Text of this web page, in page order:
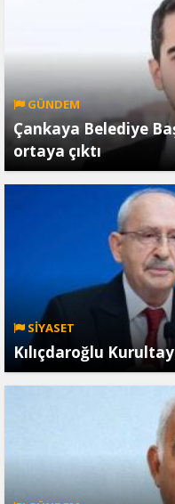
GÜNDEM
Çankaya Belediye
ortaya çıktı
SİYASET
Kılıçdaroğlu